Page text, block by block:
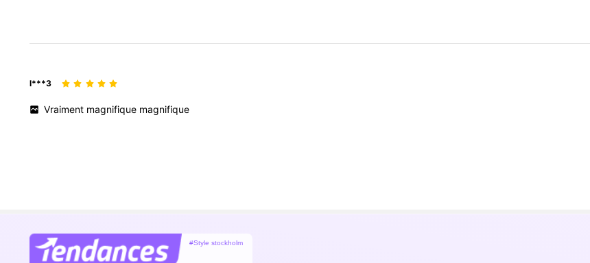
l***3
Vraiment magnifique magnifique
#Style stockholm